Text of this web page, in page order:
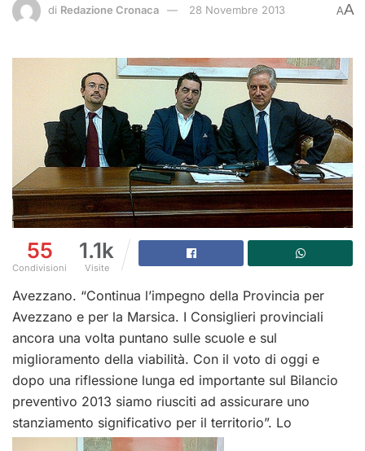
di Redazione Cronaca 28 Novembre 2013 AA
55
Condivisioni
1.1k
Visite
Avezzano. “Continua l’impegno della Provincia per
Avezzano e per la Marsica. I Consiglieri provinciali
ancora una volta puntano sulle scuole e sul
miglioramento della viabilità. Con il voto di oggi e
dopo una riflessione lunga ed importante sul Bilancio
preventivo 2013 siamo riusciti ad assicurare uno
stanziamento significativo per il territorio”. Lo